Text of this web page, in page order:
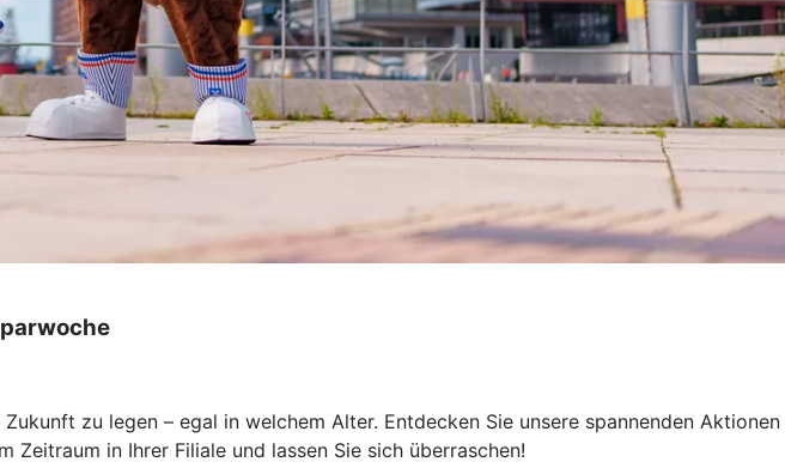
zu legen – egal in welchem Alter. Entdecken Sie unsere spannenden Aktionen
Zeitraum in Ihrer Filiale und lassen Sie sich überraschen!